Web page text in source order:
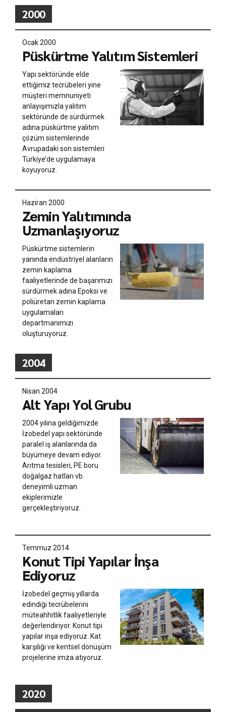
2000
Ocak 2000
Püskürtme Yalıtım Sistemleri
Yapı sektöründe elde
ettiğimiz tecrübeleri yine
müşteri memnuniyeti
anlayışımızla yalıtım
sektöründe de sürdürmek
adına püskürtme yalıtım
çözüm sistemlerinde
Avrupadaki son sistemleri
Türkiye’de uygulamaya
koyuyoruz.
Haziran 2000
Zemin Yalıtımında
Uzmanlaşıyoruz
Püskürtme sistemlerin
yanında endüstriyel alanların
zemin kaplama
faaliyetlerinde de başarımızı
sürdürmek adına Epoksi ve
poliüretan zemin kaplama
uygulamaları
departmanımızı
oluşturuyoruz.
2004
Nisan 2004
Alt Yapı Yol Grubu
2004 yılına geldiğimizde
İzobedel yapı sektöründe
paralel iş alanlarında da
büyümeye devam ediyor.
Arıtma tesisleri, PE boru
doğalgaz hatları vb.
deneyimli uzman
ekiplerimizle
gerçekleştiriyoruz.
Temmuz 2014
Konut Tipi Yapılar İnşa
Ediyoruz
İzobedel geçmiş yıllarda
edindiği tecrübelerini
müteahhitlik faaliyetleriyle
değerlendiriyor. Konut tipi
yapılar inşa ediyoruz. Kat
karşılığı ve kentsel dönüşüm
projelerine imza atıyoruz.
2020